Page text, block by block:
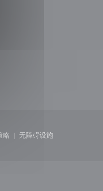
略
新窗口中打开))
无障碍设施
((在新窗口中打开))